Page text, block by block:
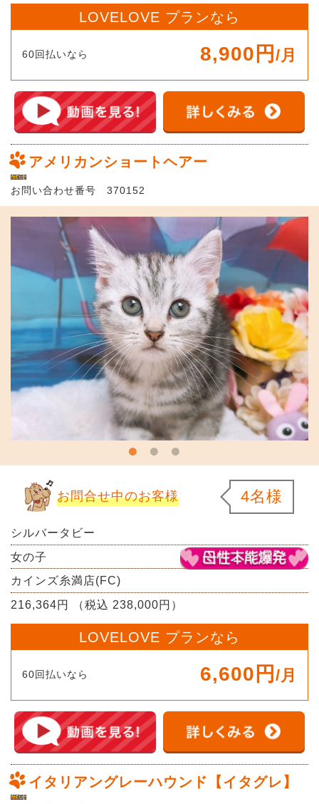
LOVELOVE プランなら
60回払いなら 8,900円 /月
アメリカンショートヘアー
お問い合わせ番号 370152
お問合せ中のお客様 4名様
シルバータビー
女の子
カインズ糸満店(FC)
216,364円 （税込 238,000円）
LOVELOVE プランなら
60回払いなら 6,600円 /月
イタリアングレーハウンド【イタグレ】